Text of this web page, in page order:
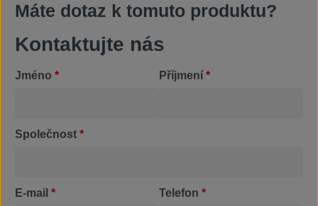
Máte dotaz k tomuto produktu?
Kontaktujte nás
Jméno * Příjmení *
Společnost *
E-mail * Telefon *